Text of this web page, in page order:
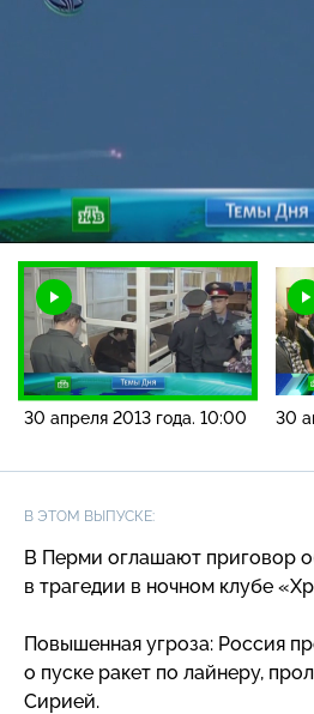
/
Загрузка:
4.00%
30 апреля 2013 года. 10:00 30
В ЭТОМ ВЫПУСКЕ:
В Перми оглашают приговор
в трагедии в ночном клубе
Повышенная угроза: Россия
о пуске ракет по лайнеру,
Сирией.